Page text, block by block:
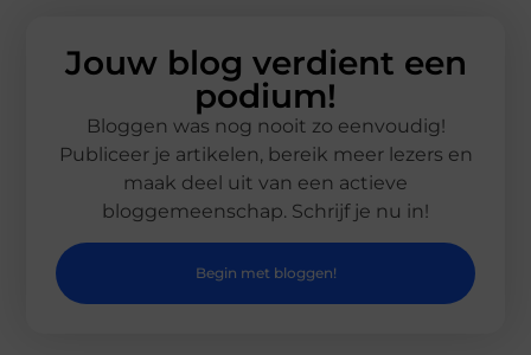
Jouw blog verdient een
podium!
Bloggen was nog nooit zo eenvoudig!
Publiceer je artikelen, bereik meer lezers en
maak deel uit van een actieve
bloggemeenschap. Schrijf je nu in!
Begin met bloggen!